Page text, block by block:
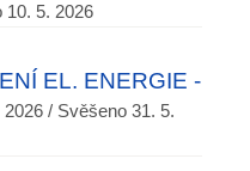
10. 5. 2026
EL. ENERGIE -
/ Svěšeno 31. 5.